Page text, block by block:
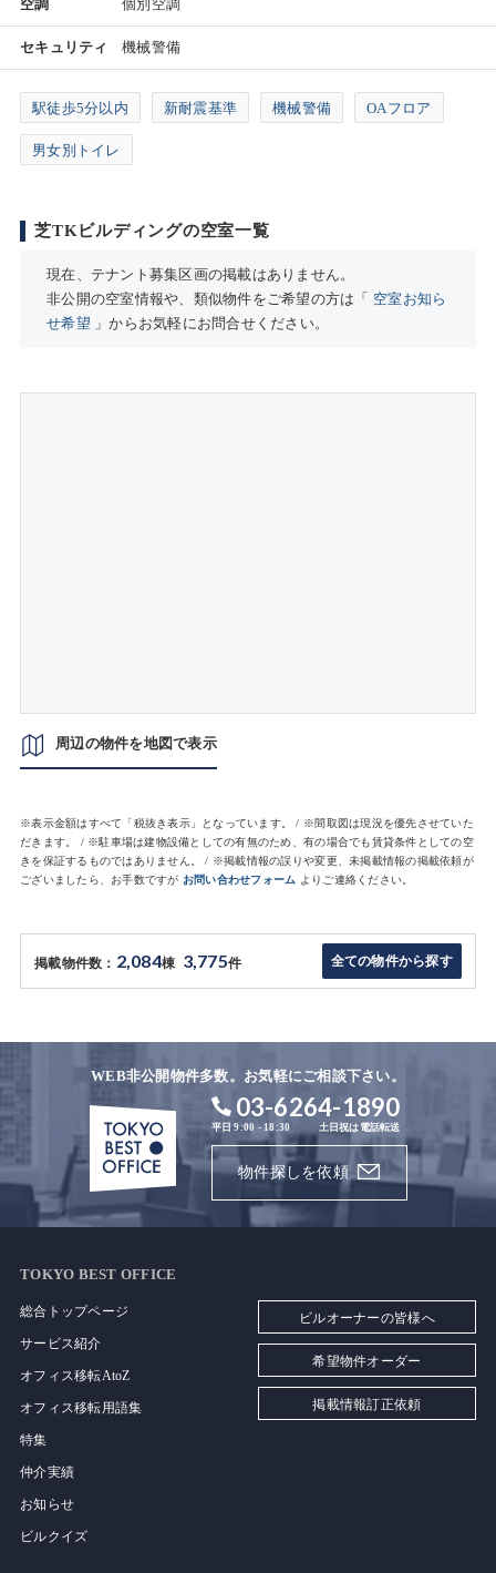
空調 個別空調
セキュリティ 機械警備
駅徒歩5分以内 新耐震基準 機械警備 OAフロア
男女別トイレ
芝TKビルディングの空室一覧
現在、テナント募集区画の掲載はありません。
非公開の空室情報や、類似物件をご希望の方は「 空室お知ら
せ希望 」からお気軽にお問合せください。
周辺の物件を地図で表示
※表示金額はすべて「税抜き表示」となっています。 / ※間取図は現況を優先させていた
だきます。 / ※駐車場は建物設備としての有無のため、有の場合でも賃貸条件としての空
きを保証するものではありません。 / ※掲載情報の誤りや変更、未掲載情報の掲載依頼が
ございましたら、お手数ですが お問い合わせフォーム よりご連絡ください。
掲載物件数： 2,084棟 3,775件 全ての物件から探す
WEB非公開物件多数。お気軽にご相談下さい。
03-6264-1890
平日 9:00 - 18:30 土日祝は電話転送
物件探しを依頼
TOKYO BEST OFFICE
総合トップページ
サービス紹介
オフィス移転AtoZ
オフィス移転用語集
特集
仲介実績
お知らせ
ビルクイズ
ビルオーナーの皆様へ
希望物件オーダー
掲載情報訂正依頼